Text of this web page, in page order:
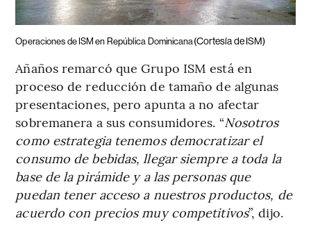
Operaciones de ISM en República Dominicana(Cortesía de ISM)
Añaños remarcó que Grupo ISM está en
proceso de reducción de tamaño de algunas
presentaciones, pero apunta a no afectar
sobremanera a sus consumidores. “Nosotros
como estrategia tenemos democratizar el
consumo de bebidas, llegar siempre a toda la
base de la pirámide y a las personas que
puedan tener acceso a nuestros productos, de
acuerdo con precios muy competitivos”, dijo.